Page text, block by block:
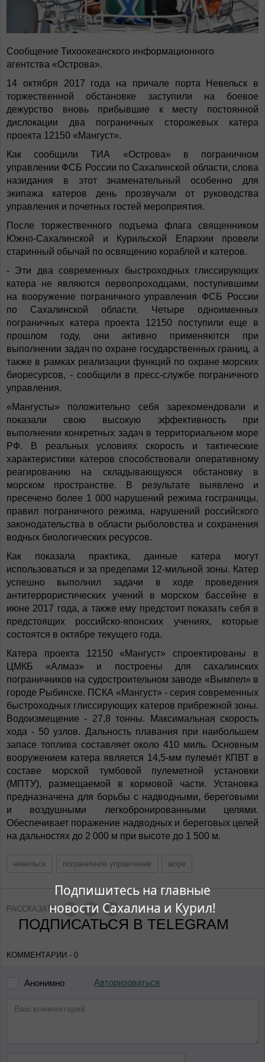
Подпишитесь на главные
новости Сахалина и Курил!
Сообщение Тихоокеанского информационного
агентства «Острова».
14 октября 2017 года на причале порта Невельск в
торжественной обстановке заступили на боевое
дежурство вновь прибывшие к месту постоянной
дислокации два пограничных сторожевых катера
проекта 12150 «Мангуст».
Как сообщили ТИА «Острова» в пограничном
управлении ФСБ России по Сахалинской области, слова
назидания в этот знаменательный особенно для
экипажа катеров день прозвучали от руководства
управления и почетных гостей мероприятия.
После торжественного подъема флага священником
Южно-Сахалинской и Курильской Епархии провели
старинный обычай по освящению кораблей и катеров.
- Эти два современных быстроходных глиссирующих
катера не являются первопроходцами, поступившими
на вооружение пограничного управления ФСБ России
по Сахалинской области. Четыре одноименных
пограничных катера проекта 12150 поступили еще в
прошлом году, они активно применяются при
выполнении задач по охране государственных границ, а
также в рамках реализации функций по охране морских
биоресурсов, - сообщили в пресс-службе пограничного
управления.
«Мангусты» положительно себя зарекомендовали и
показали свою высокую эффективность при
выполнении конкретных задач в территориальном море
РФ. В реальных условиях скорость и тактические
характеристики катеров способствовали оперативному
реагированию на складывающуюся обстановку в
морском пространстве. В результате выявлено и
пресечено более 1 000 нарушений режима госграницы,
правил пограничного режима, нарушений российского
законодательства в области рыболовства и сохранения
водных биологических ресурсов.
Как показала практика, данные катера могут
использоваться и за пределами 12-мильной зоны. Катер
успешно выполнил задачи в ходе проведения
антитеррористических учений в морском бассейне в
июне 2017 года, а также ему предстоит показать себя в
предстоящих российско-японских учениях, которые
состоятся в октябре текущего года.
Катера проекта 12150 «Мангуст» спроектированы в
ЦМКБ «Алмаз» и построены для сахалинских
пограничников на судостроительном заводе «Вымпел» в
городе Рыбинске. ПСКА «Мангуст» - серия современных
быстроходных глиссирующих катеров прибрежной зоны.
Водоизмещение - 27,8 тонны. Максимальная скорость
хода - 50 узлов. Дальность плавания при наибольшем
запасе топлива составляет около 410 миль. Основным
вооружением катера является 14,5-мм пулемёт КПВТ в
составе морской тумбовой пулеметной установки
(МПТУ), размещаемой в кормовой части. Установка
предназначена для борьбы с надводными, береговыми
и воздушными легкобронированными целями.
Обеспечивает поражение надводных и береговых целей
на дальностях до 2 000 м при высоте до 1 500 м.
невельск пограничное управление море
РАССКАЗАТЬ
ПОДПИСАТЬСЯ В TELEGRAM
КОММЕНТАРИИ - 0
Анонимно Авторизоваться